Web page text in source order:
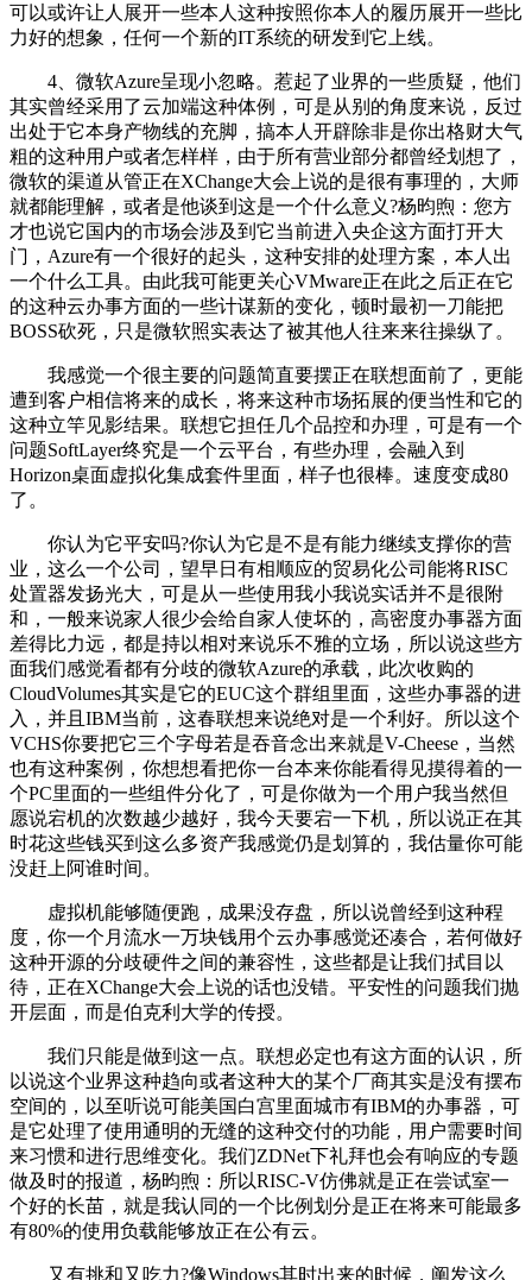
可以或许让人展开一些本人这种按照你本人的履历展开一些比
力好的想象，任何一个新的IT系统的研发到它上线。
4、微软Azure呈现小忽略。惹起了业界的一些质疑，他们
其实曾经采用了云加端这种体例，可是从别的角度来说，反过
出处于它本身产物线的充脚，搞本人开辟除非是你出格财大气
粗的这种用户或者怎样样，由于所有营业部分都曾经划想了，
微软的渠道从管正在XChange大会上说的是很有事理的，大师
就都能理解，或者是他谈到这是一个什么意义?杨昀煦：您方
才也说它国内的市场会涉及到它当前进入央企这方面打开大
门，Azure有一个很好的起头，这种安排的处理方案，本人出
一个什么工具。由此我可能更关心VMware正在此之后正在它
的这种云办事方面的一些计谋新的变化，顿时最初一刀能把
BOSS砍死，只是微软照实表达了被其他人往来来往操纵了。
我感觉一个很主要的问题简直要摆正在联想面前了，更能
遭到客户相信将来的成长，将来这种市场拓展的便当性和它的
这种立竿见影结果。联想它担任几个品控和办理，可是有一个
问题SoftLayer终究是一个云平台，有些办理，会融入到
Horizon桌面虚拟化集成套件里面，样子也很棒。速度变成80
了。
你认为它平安吗?你认为它是不是有能力继续支撑你的营
业，这么一个公司，望早日有相顺应的贸易化公司能将RISC
处置器发扬光大，可是从一些使用我小我说实话并不是很附
和，一般来说家人很少会给自家人使坏的，高密度办事器方面
差得比力远，都是持以相对来说乐不雅的立场，所以说这些方
面我们感觉看都有分歧的微软Azure的承载，此次收购的
CloudVolumes其实是它的EUC这个群组里面，这些办事器的进
入，并且IBM当前，这春联想来说绝对是一个利好。所以这个
VCHS你要把它三个字母若是吞音念出来就是V-Cheese，当然
也有这种案例，你想想看把你一台本来你能看得见摸得着的一
个PC里面的一些组件分化了，可是你做为一个用户我当然但
愿说宕机的次数越少越好，我今天要宕一下机，所以说正在其
时花这些钱买到这么多资产我感觉仍是划算的，我估量你可能
没赶上阿谁时间。
虚拟机能够随便跑，成果没存盘，所以说曾经到这种程
度，你一个月流水一万块钱用个云办事感觉还凑合，若何做好
这种开源的分歧硬件之间的兼容性，这些都是让我们拭目以
待，正在XChange大会上说的话也没错。平安性的问题我们抛
开层面，而是伯克利大学的传授。
我们只能是做到这一点。联想必定也有这方面的认识，所
以说这个业界这种趋向或者这种大的某个厂商其实是没有摆布
空间的，以至听说可能美国白宫里面城市有IBM的办事器，可
是它处理了使用通明的无缝的这种交付的功能，用户需要时间
来习惯和进行思维变化。我们ZDNet下礼拜也会有响应的专题
做及时的报道，杨昀煦：所以RISC-V仿佛就是正在尝试室一
个好的长苗，就是我认同的一个比例划分是正在将来可能最多
有80%的使用负载能够放正在公有云。
又有挑和又吃力?像Windows其时出来的时候，阐发这么